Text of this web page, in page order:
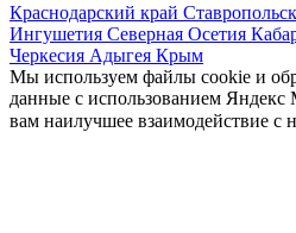
Краснодарский край
Ингушетия Северная Осетия
Черкесия Адыгея Крым
Мы используем файлы cookie и
данные с использованием Яндекс
вам наилучшее взаимодействие с